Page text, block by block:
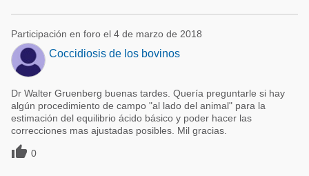
Participación en foro el 4 de marzo de 2018
Coccidiosis de los bovinos
Dr Walter Gruenberg buenas tardes. Quería preguntarle si hay
algún procedimiento de campo "al lado del animal" para la
estimación del equilibrio ácido básico y poder hacer las
correcciones mas ajustadas posibles. Mil gracias.
 0